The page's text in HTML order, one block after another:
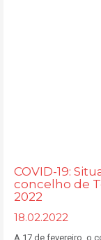
COVID-19:
concelho de
2022
18.02.2022
A 17 de fevereiro, o